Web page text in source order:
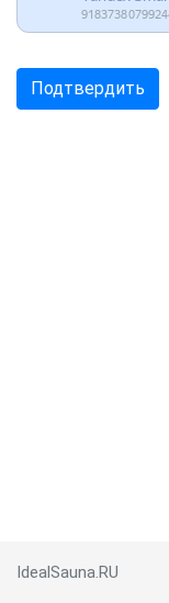
IdealSauna.RU